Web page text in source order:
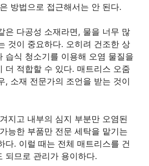
방법으로 접근해서는 안 된다.
은 다공성 소재라면, 물을 너무 많
것이 중요하다. 오히려 건조한 상
습식 청소기를 이용해 오염 물질을
더 적합할 수 있다. 매트리스 오줌
, 소재 전문가의 조언을 받는 것이
지고 내부의 심지 부분만 오염된
능한 부품만 전문 세탁을 맡기는
다. 이럴 때는 전체 매트리스를 건
되므로 관리가 용이하다.